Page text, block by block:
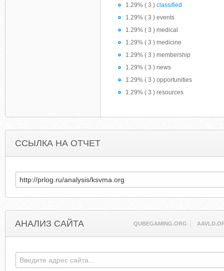
1.29% ( 3 ) classified
1.29% ( 3 ) events
1.29% ( 3 ) medical
1.29% ( 3 ) medicine
1.29% ( 3 ) membership
1.29% ( 3 ) news
1.29% ( 3 ) opportunities
1.29% ( 3 ) resources
ССЫЛКА НА ОТЧЕТ
АНАЛИЗ САЙТА QUBEGAMING.ORG